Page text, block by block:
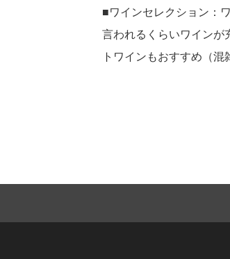
■ワインセレクション：
言われるくらいワインが
トワインもおすすめ（混